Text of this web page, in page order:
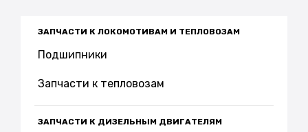
ЗАПЧАСТИ К ЛОКОМОТИВАМ И ТЕПЛОВОЗАМ
Подшипники
Запчасти к тепловозам
ЗАПЧАСТИ К ДИЗЕЛЬНЫМ ДВИГАТЕЛЯМ